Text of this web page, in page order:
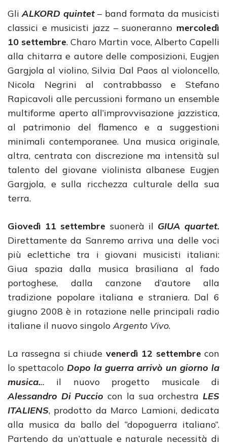
GliALKORD quintet– band formata da musicisti
classici e musicisti jazz – suoneranno mercoledì
10 settembre. Charo Martin voce, Alberto Capelli
alla chitarra e autore delle composizioni, Eugjen
Gargjola al violino, Silvia Dal Paos al violoncello,
Nicola Negrini al contrabbasso e Stefano
Rapicavoli alle percussioni formano un ensemble
multiforme aperto all’improvvisazione jazzistica,
al patrimonio del flamenco e a suggestioni
minimali contemporanee. Una musica originale,
altra, centrata con discrezione ma intensità sul
talento del giovane violinista albanese Eugjen
Gargjola, e sulla ricchezza culturale della sua
terra.
Giovedì 11 settembre suonerà il GIUA quartet.
Direttamente da Sanremo arriva una delle voci
più eclettiche tra i giovani musicisti italiani:
Giua spazia dalla musica brasiliana al fado
portoghese, dalla canzone d’autore alla
tradizione popolare italiana e straniera. Dal 6
giugno 2008 è in rotazione nelle principali radio
italiane il nuovo singoloArgento Vivo.
La rassegna si chiude venerdì 12 settembre con
lo spettacolo Dopo la guerra arrivò un giorno la
musica... il nuovo progetto musicale di
Alessandro Di Puccio con la sua orchestraLES
ITALIENS, prodotto da Marco Lamioni, dedicata
alla musica da ballo del “dopoguerra italiano”.
Partendo da un’attuale e naturale necessità di